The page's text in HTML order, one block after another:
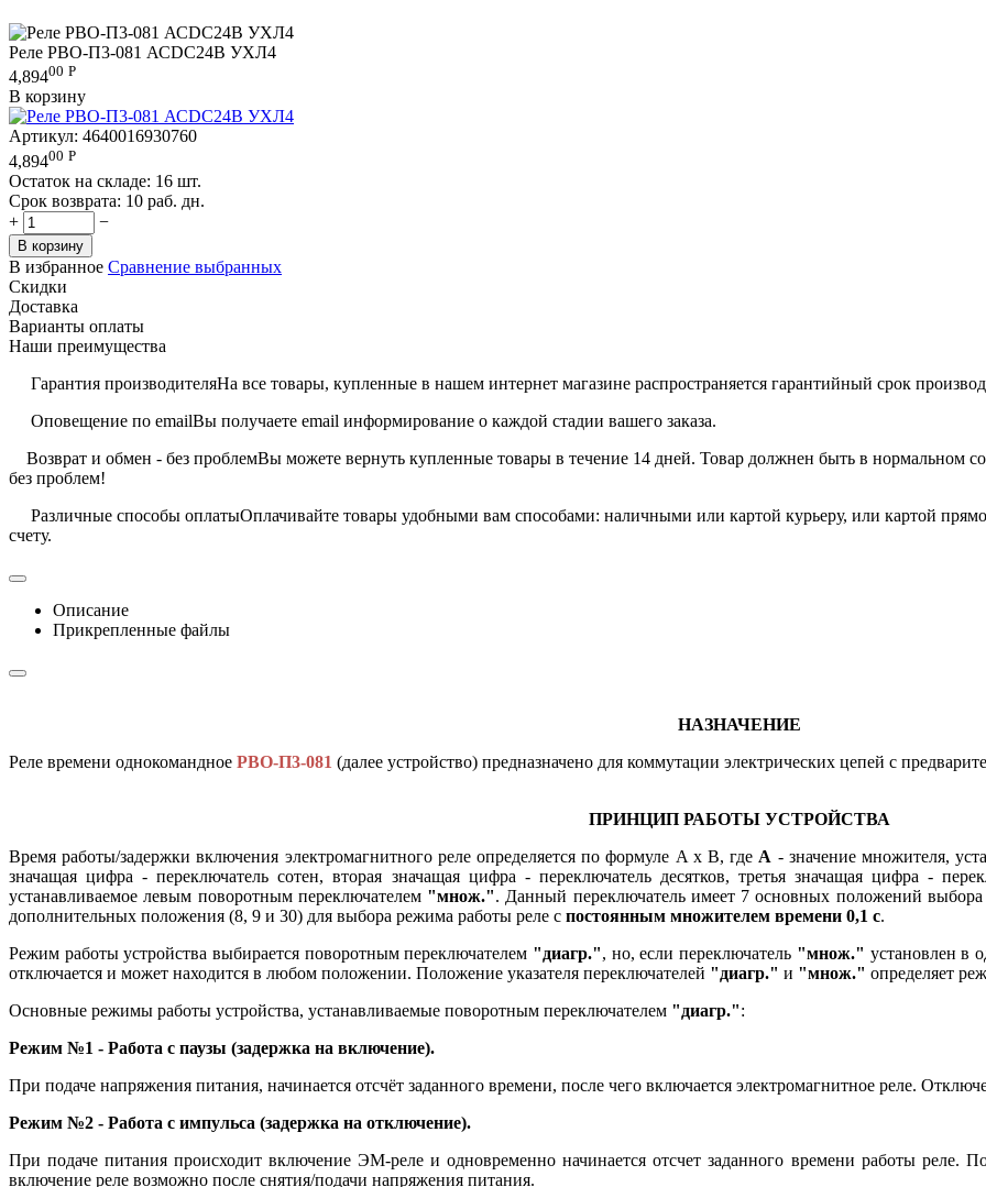
Реле РВО-П3-081 АСDC24В УХЛ4
4,89400 Р
В корзину
Артикул: 4640016930760
4,89400 Р
Остаток на складе: 16 шт.
Срок возврата: 10 раб. дн.
+
−
В корзину
В избранное Сравнение выбранных
Скидки
Доставка
Варианты оплаты
Наши преимущества
Гарантия производителяНа все товары, купленные в нашем интернет магазине распространяется гарантийный срок
Оповещение по emailВы получаете email информирование о каждой стадии вашего заказа.
Возврат и обмен - без проблемВы можете вернуть купленные товары в течение 14 дней. Товар должнен быть в нормальном
без проблем!
Различные способы оплатыОплачивайте товары удобными вам способами: наличными или картой курьеру, или картой
счету.
Описание
Прикрепленные файлы
НАЗНАЧЕНИЕ
Реле времени однокомандное РВО-П3-081 (далее устройство) предназначено для коммутации электрических цепей с
ПРИНЦИП РАБОТЫ УСТРОЙСТВА
Время работы/задержки включения электромагнитного реле определяется по формуле A x B, где А - значение множителя,
значащая цифра - переключатель сотен, вторая значащая цифра - переключатель десятков, третья значащая цифра -
устанавливаемое левым поворотным переключателем "множ.". Данный переключатель имеет 7 основных положений
дополнительных положения (8, 9 и 30) для выбора режима работы реле с постоянным множителем времени 0,1 с.
Режим работы устройства выбирается поворотным переключателем "диагр.", но, если переключатель "множ." установлен в
отключается и может находится в любом положении. Положение указателя переключателей "диагр." и "множ." определяет
Основные режимы работы устройства, устанавливаемые поворотным переключателем "диагр.":
Режим №1 - Работа с паузы (задержка на включение).
При подаче напряжения питания, начинается отсчёт заданного времени, после чего включается электромагнитное реле.
Режим №2 - Работа с импульса (задержка на отключение).
При подаче питания происходит включение ЭМ-реле и одновременно начинается отсчет заданного времени работы реле.
включение реле возможно после снятия/подачи напряжения питания.